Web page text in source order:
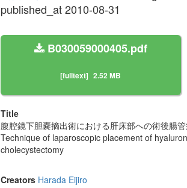
published_at 2010-08-31
B030059000405.pdf
[fulltext] 2.52 MB
Title
腹腔鏡下胆嚢摘出術における肝床部への術後腸
Technique of laparoscopic placement of
cholecystectomy
Creators Harada Eijiro